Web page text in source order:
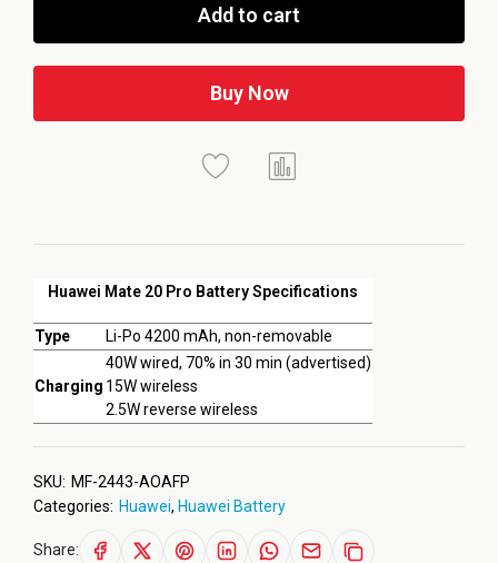
Huawei Mate 20 Pro Battery Specifications
Type Li-Po 4200 mAh, non-removable
Charging
40W wired, 70% in 30 min (advertised)
15W wireless
2.5W reverse wireless
Add to cart
Buy Now
SKU: MF-2443-AOAFP
Categories: Huawei, Huawei Battery
Share: